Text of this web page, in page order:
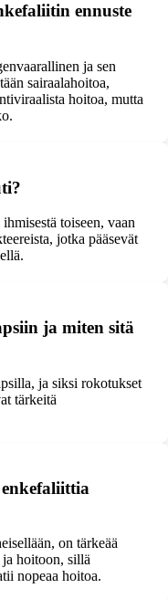
ennuste
ja sen
sairaalahoitoa,
hoitoa, mutta
toiseen, vaan
jotka pääsevät
ja miten sitä
ja siksi rokotukset
tärkeitä
on tärkeää
hoitoon, sillä
nopeaa hoitoa.